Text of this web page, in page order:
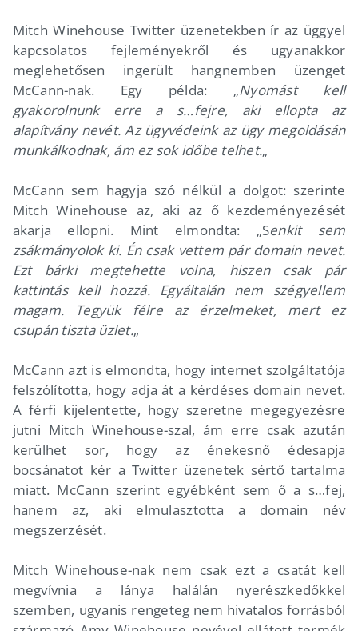
Mitch Winehouse Twitter üzenetekben ír az üggyel
kapcsolatos fejleményekről és ugyanakkor
meglehetősen ingerült hangnemben üzenget
McCann-nak. Egy példa: „Nyomást kell
gyakorolnunk erre a s…fejre, aki ellopta az
alapítvány nevét. Az ügyvédeink az ügy megoldásán
munkálkodnak, ám ez sok időbe telhet.„
McCann sem hagyja szó nélkül a dolgot: szerinte
Mitch Winehouse az, aki az ő kezdeményezését
akarja ellopni. Mint elmondta: „Senkit sem
zsákmányolok ki. Én csak vettem pár domain nevet.
Ezt bárki megtehette volna, hiszen csak pár
kattintás kell hozzá. Egyáltalán nem szégyellem
magam. Tegyük félre az érzelmeket, mert ez
csupán tiszta üzlet.„
McCann azt is elmondta, hogy internet szolgáltatója
felszólította, hogy adja át a kérdéses domain nevet.
A férfi kijelentette, hogy szeretne megegyezésre
jutni Mitch Winehouse-szal, ám erre csak azután
kerülhet sor, hogy az énekesnő édesapja
bocsánatot kér a Twitter üzenetek sértő tartalma
miatt. McCann szerint egyébként sem ő a s…fej,
hanem az, aki elmulasztotta a domain név
megszerzését.
Mitch Winehouse-nak nem csak ezt a csatát kell
megvívnia a lánya halálán nyerészkedőkkel
szemben, ugyanis rengeteg nem hivatalos forrásból